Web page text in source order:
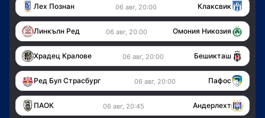
Лех Познан 06 авг, 20:00 Клаксвик
Линкълн Ред 06 авг, 20:00 Омония Никозия
Храдец Кралове 06 авг, 20:00 Бешикташ
Ред Бул Страсбург 06 авг, 20:00 Пафос
ПАОК 06 авг, 20:45 Андерлехт